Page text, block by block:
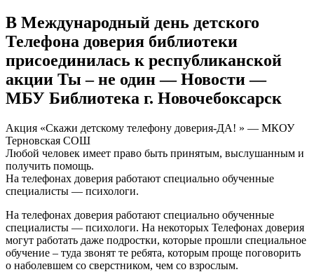
В Международный день детского
Телефона доверия библиотеки
присоединилась к республиканской
акции Ты – не один — Новости —
МБУ Библиотека г. Новочебоксарск
Акция «Скажи детскому телефону доверия-ДА! » — МКОУ
Терновская СОШ
Любой человек имеет право быть принятым, выслушанным и
получить помощь.
На телефонах доверия работают специально обученные
специалисты — психологи.
На телефонах доверия работают специально обученные
специалисты — психологи. На некоторых Телефонах доверия
могут работать даже подростки, которые прошли специальное
обучение – туда звонят те ребята, которым проще поговорить
о наболевшем со сверстником, чем со взрослым.